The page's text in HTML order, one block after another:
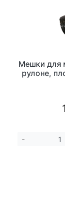
Мешки для
рулоне,
-